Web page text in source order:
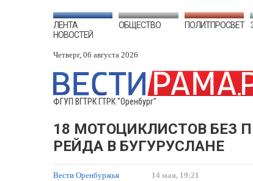
ЛЕНТА
НОВОСТЕЙ
ОБЩЕСТВО ПОЛИТПРОСВЕТ
Четверг, 06 августа 2026
ФГУП ВГТРК ГТРК "Оренбург"
18 МОТОЦИКЛИСТОВ БЕЗ
РЕЙДА В БУГУРУСЛАНЕ
Вести Оренбуржья 14 мая, 19:21